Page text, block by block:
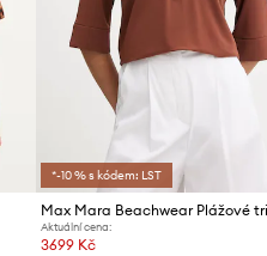
*-10 % s kódem: LST
Aktuální cena:
3699 Kč